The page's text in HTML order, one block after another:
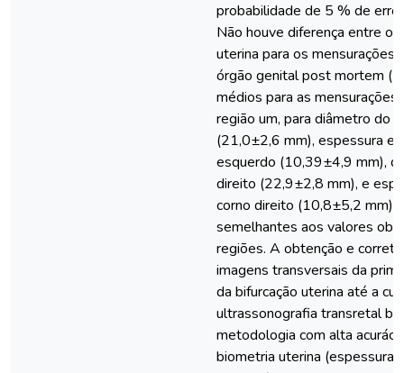
probabilidade de 5 % de erro
Não houve diferença entre
uterina para os mensurações
órgão genital post mortem
médios para as mensurações
região um, para diâmetro do
(21,0±2,6 mm), espessura
esquerdo (10,39±4,9 mm),
direito (22,9±2,8 mm), e
corno direito (10,8±5,2 mm),
semelhantes aos valores
regiões. A obtenção e
imagens transversais da
da bifurcação uterina até a
ultrassonografia transretal
metodologia com alta
biometria uterina (espessura